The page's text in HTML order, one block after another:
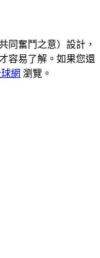
同奮鬥之意）設計，
容易了解。如果您還
網 瀏覽。